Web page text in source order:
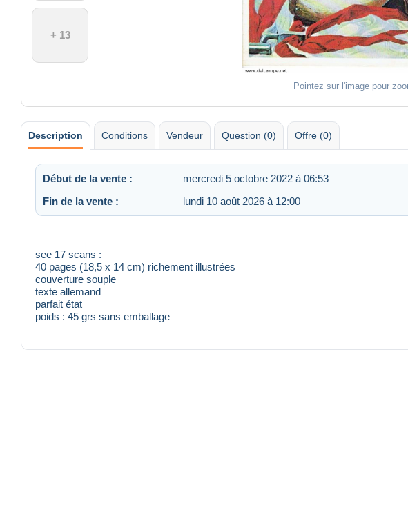
+ 13
Pointez sur l'image pour
Description Conditions Vendeur Question (0) Offre (0)
Début de la vente : mercredi 5 octobre 2022 à 06:53
Fin de la vente :
lundi 10 août 2026 à 12:00
see 17 scans :
40 pages (18,5 x 14 cm) richement illustrées
couverture souple
texte allemand
parfait état
poids : 45 grs sans emballage